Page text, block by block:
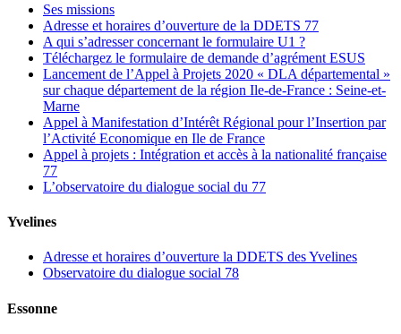
Ses missions
Adresse et horaires d’ouverture de la DDETS 77
A qui s’adresser concernant le formulaire U1 ?
Téléchargez le formulaire de demande d’agrément ESUS
Lancement de l’Appel à Projets 2020 « DLA départemental »
sur chaque département de la région Ile-de-France : Seine-et-
Marne
Appel à Manifestation d’Intérêt Régional pour l’Insertion par
l’Activité Economique en Ile de France
Appel à projets : Intégration et accès à la nationalité française
77
L’observatoire du dialogue social du 77
Yvelines
Adresse et horaires d’ouverture la DDETS des Yvelines
Observatoire du dialogue social 78
Essonne